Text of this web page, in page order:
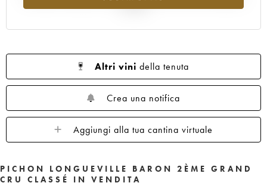
1940 1938
1916
Altri vini della tenuta
Crea una notifica
Aggiungi alla tua cantina virtuale
PICHON LONGUEVILLE BARON 2ÈME GRAND
CRU CLASSÉ IN VENDITA